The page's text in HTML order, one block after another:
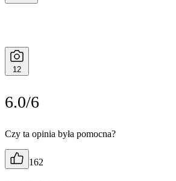
12
6.0/6
Czy ta opinia była pomocna?
162